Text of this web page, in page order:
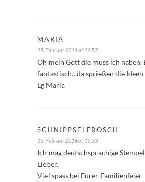
MARIA
15. Februar 2014 at 19:52
Oh mein Gott die muss ich haben.
fantastisch…da sprießen die Ideen
Lg Maria
SCHNIPPSELFROSCH
15. Februar 2014 at 19:53
Ich mag deutschsprachige
Lieber.
Viel spass bei Eurer Familienfeier